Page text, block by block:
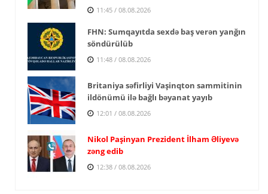
11:45 / 08.08.2026
FHN: Sumqayıtda sexdə baş verən yanğın
söndürülüb
11:48 / 08.08.2026
Britaniya səfirliyi Vaşinqton sammitinin
ildönümü ilə bağlı bəyanat yayıb
12:01 / 08.08.2026
Nikol Paşinyan Prezident İlham Əliyevə
zəng edib
12:38 / 08.08.2026